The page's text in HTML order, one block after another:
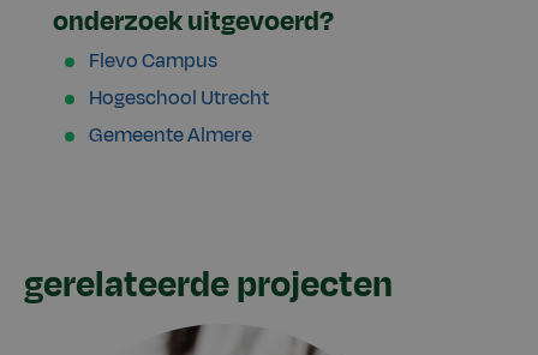
onderzoek uitgevoerd?
Flevo Campus
Hogeschool Utrecht
Gemeente Almere
gerelateerde projecten